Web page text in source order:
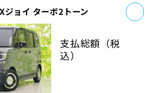
ポート体制
せ
報
ョイ
軽自動車
安い順 高
新しい順
少ない順
ジョイ ターボ2トーン
支払総額 （税
込）